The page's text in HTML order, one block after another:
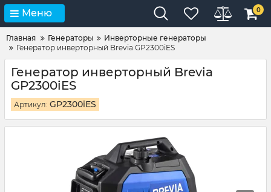
Меню 0
Главная Генераторы
Инверторные генераторы
Генератор инверторный Brevia GP2300iES
Генератор инверторный Brevia
GP2300iES
Артикул: GP2300iES